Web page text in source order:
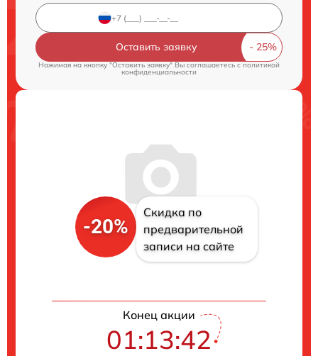
Оставить заявку
Нажимая на кнопку "Оставить заявку" Вы соглашаетесь cполитикой
конфиденциальности
-20%
Скидка по
предварительной
записи на сайте
Конец акции
01:13:41